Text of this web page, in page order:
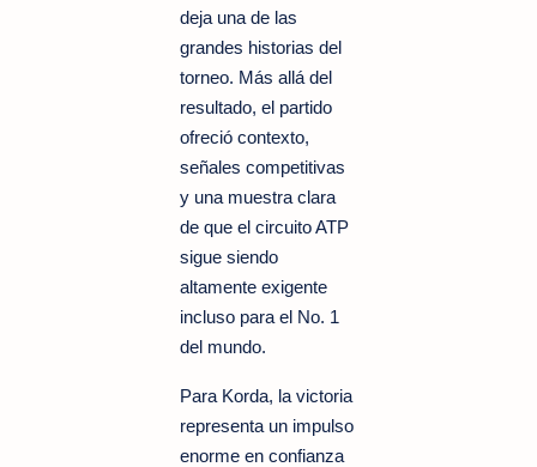
deja una de las
grandes historias del
torneo. Más allá del
resultado, el partido
ofreció contexto,
señales competitivas
y una muestra clara
de que el circuito ATP
sigue siendo
altamente exigente
incluso para el No. 1
del mundo.
Para Korda, la victoria
representa un impulso
enorme en confianza